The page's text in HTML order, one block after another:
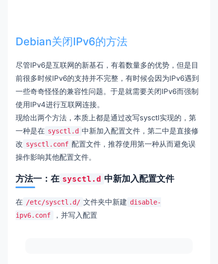
Debian关闭IPv6的方法
尽管IPv6是互联网的新基石，有着数量多的优势，但是目
前很多时候IPv6的支持并不完整，有时候会因为IPv6遇到
一些奇奇怪怪的兼容性问题。于是就需要关闭IPv6而强制
使用IPv4进行互联网连接。
现给出两个方法，本质上都是通过改写sysctl实现的，第
一种是在 sysctl.d 中新加入配置文件，第二中是直接修
改 sysctl.conf 配置文件，推荐使用第一种从而避免误
操作影响其他配置文件。
方法一：在 sysctl.d 中新加入配置文件
在 /etc/sysctl.d/ 文件夹中新建 disable-
ipv6.conf
，并写入配置